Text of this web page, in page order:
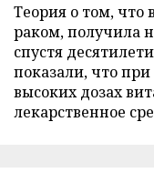
Теория о том, что
раком, получила
спустя
показали, что
высоких дозах
лекарственное